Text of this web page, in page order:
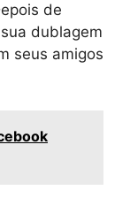
de
dublagem
seus amigos